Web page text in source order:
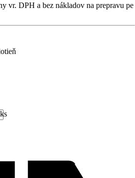
vr. DPH a bez nákladov na prepravu pe